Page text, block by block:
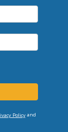
Policyand